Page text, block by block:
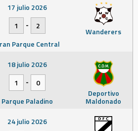
Wanderers
17 julio 2026
1
-
2
Parque Central
Deportivo
Maldonado
18 julio 2026
1
-
0
Parque Paladino
24 julio 2026